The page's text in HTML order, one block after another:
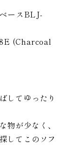
ースBLJ-
(Charcoal
してゆったり
物が少なく、
してこのソフ